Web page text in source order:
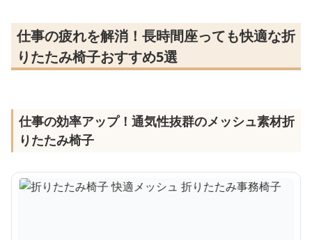
仕事の疲れを解消！長時間座っても快適な折
りたたみ椅子おすすめ5選
仕事の効率アップ！通気性抜群のメッシュ素材折
りたたみ椅子